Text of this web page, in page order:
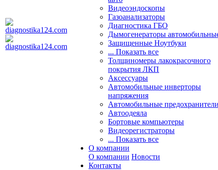
Видеоэндоскопы
Газоанализаторы
Диагностика ГБО
Дымогенераторы
Защищенные Ноутбуки
... Показать все
Толщиномеры лакокрасочного
покрытия ЛКП
Аксессуары
Автомобильные инверторы
напряжения
Автомобильные
Автоодеяла
Бортовые компьютеры
Видеорегистраторы
... Показать все
О компании
О компании Новости
Контакты